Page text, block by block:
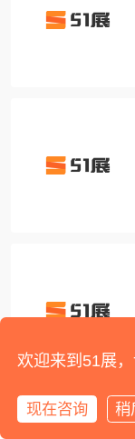
欢迎来到51展
现在咨询 稍